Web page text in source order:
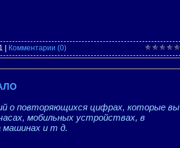
Комментарии (0)
о повторяющихся цифрах, которые вы
мобильных устройствах, в
машинах и т д.